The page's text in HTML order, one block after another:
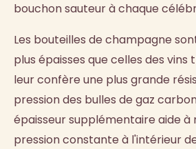
bouchon sauteur à chaque
Les bouteilles de champagne
plus épaisses que celles des vins
leur confère une plus grande
pression des bulles de gaz
épaisseur supplémentaire aide à
pression constante à l'intérieur